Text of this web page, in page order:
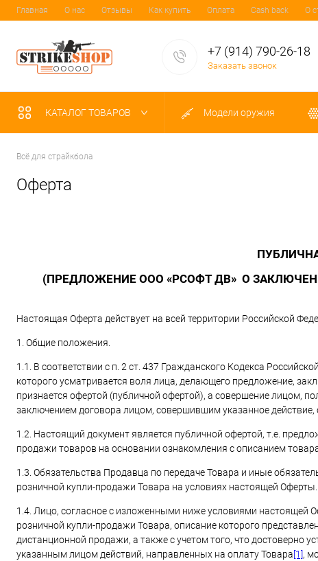
Главная О нас Отзывы Как купить Оплата Cash back О
+7 (914) 790-26-18
Заказать звонок
КАТАЛОГ ТОВАРОВ Модели оружия
Всё для страйкбола
Оферта
(ПРЕДЛОЖЕНИЕ ООО «РСОФТ ДВ» О
Настоящая Оферта действует на всей территории Российской
1. Общие положения.
1.1. В соответствии с п. 2 ст. 437 Гражданского Кодекса
которого усматривается воля лица, делающего предложение,
признается офертой (публичной офертой), а совершение лицом,
заключением договора лицом, совершившим указанное
1.2. Настоящий документ является публичной офертой, т.е.
продажи товаров на основании ознакомления с описанием
1.3. Обязательства Продавца по передаче Товара и иные
розничной купли-продажи Товара на условиях настоящей Оферты.
1.4. Лицо, согласное с изложенными ниже условиями настоящей
розничной купли-продажи Товара, описание которого
дистанционной продажи, а также с учетом того, что достоверно
указанным лицом действий, направленных на оплату Товара[1],